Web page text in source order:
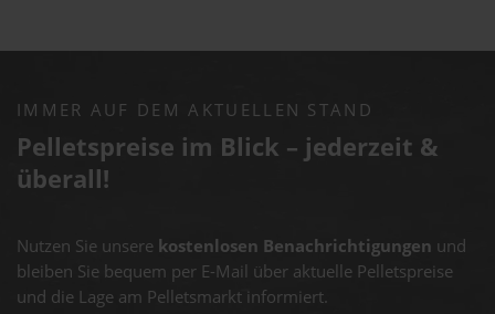
IMMER AUF DEM AKTUELLEN STAND
Pelletspreise im Blick – jederzeit &
überall!
Nutzen Sie unsere kostenlosen Benachrichtigungen und
bleiben Sie bequem per E-Mail über aktuelle Pelletspreise
und die Lage am Pelletsmarkt informiert.